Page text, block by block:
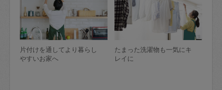
片付けを通してより暮らし
やすいお家へ
たまった洗濯物も一気にキ
レイに